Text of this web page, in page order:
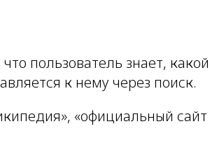
пользователь знает,
к нему через поиск.
«официальный сайт